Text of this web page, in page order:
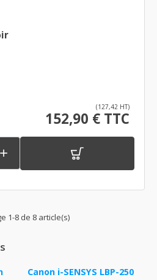
(127,42 HT)
152,90 € TTC

1-8 de 8 article(s)
Canon i-SENSYS LBP-250